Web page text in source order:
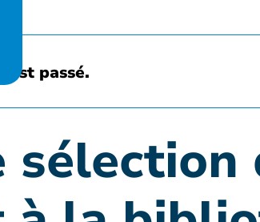
est passé.
sélection